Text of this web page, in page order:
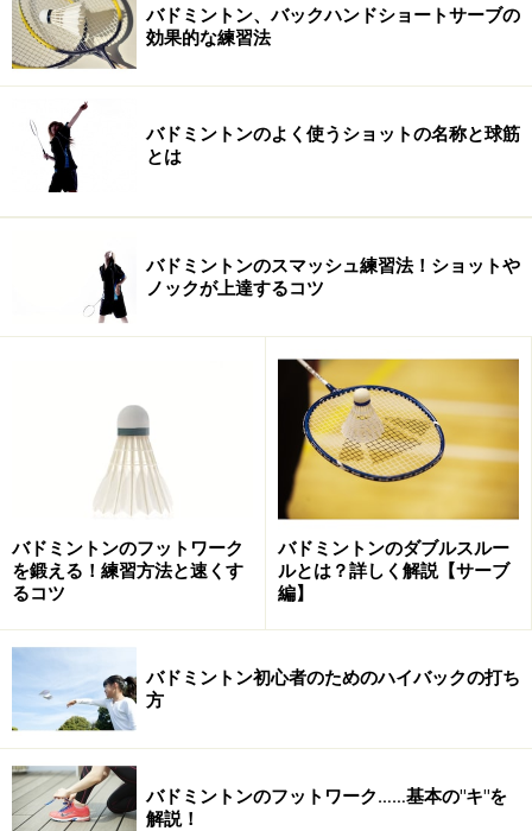
規則1：サーブは、偶数得点は右側から、奇数得点は左
側から打つ
バドミントンはネットを挟み、自分側と相手側とでコー
トが分けられています。さらに、サーブにおいてはコー
トを右側と左側で分けて考えます。サーブする位置は、
自分たちの得点によって変える必要があり、得点が偶数
の場合はコートの右側から、奇数の場合はコートの左側
から打つのです。
また、サーブは必ず対角線上に打ちましょう。
規則2：サーブは直前のラリーを制した者(ペア)が打つ
したペアです。
そのため、相手チームからのサーブで始まった場合も、
そのラリーに勝利すれば得点とサーブ権を獲得できま
す。
サーブ権とはサーブを打つ権利のことです。
バドミントン、バックハンドショートサーブの
効果的な練習法
バドミントンのよく使うショットの名称と球筋
とは
バドミントンのスマッシュ練習法！ショットや
ノックが上達するコツ
バドミントンのフットワーク
を鍛える！練習方法と速くす
るコツ
バドミントンのダブルスルー
ルとは？詳しく解説【サーブ
編】
バドミントン初心者のためのハイバックの打ち
方
バドミントンのフットワーク……基本の"キ"を
解説！